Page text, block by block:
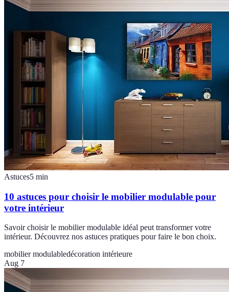
Astuces5 min
10 astuces pour choisir le mobilier modulable pour
votre intérieur
Savoir choisir le mobilier modulable idéal peut transformer votre
intérieur. Découvrez nos astuces pratiques pour faire le bon choix.
mobilier modulabledécoration intérieure
Aug 7